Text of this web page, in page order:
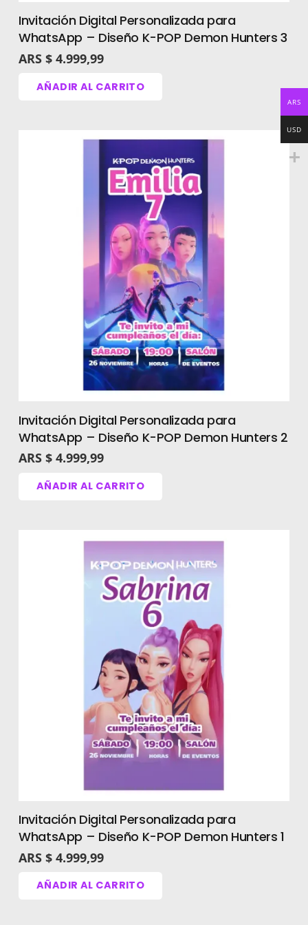
¿No tienes tiempo
para editar?
Ofrecemos un
personalización con
costo extra.
Escríbenos por
WhatsApp y nosotros
lo hacemos por ti.
Ver más invitaciones de Halloween
Invitación Digital Personalizada para
WhatsApp – Diseño K-POP Demon Hunters 3
ARS $ 4.999,99
AÑADIR AL CARRITO
Invitación Digital Personalizada para
WhatsApp – Diseño K-POP Demon Hunters 2
ARS $ 4.999,99
AÑADIR AL CARRITO
Invitación Digital Personalizada para
WhatsApp – Diseño K-POP Demon Hunters 1
ARS $ 4.999,99
AÑADIR AL CARRITO
ARS
USD